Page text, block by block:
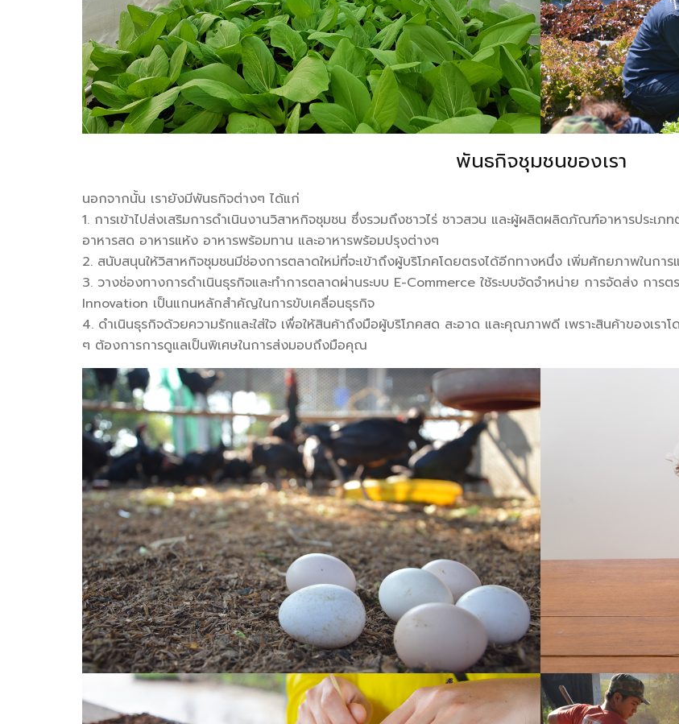
พันธกิจชุมชนของเรา
นอกจากนั้น เรายังมีพันธกิจต่างๆ ได้แก่
1. การเข้าไปส่งเสริมการดำเนินงานวิสาหกิจชุมชน ซึ่งรวมถึงชาวไร่ ชาวสวน และผู้ผลิตผลิดภัณฑ์อาหารประเ
อาหารสด อาหารแห้ง อาหารพร้อมทาน และอาหารพร้อมปรุงต่างๆ
2. สนับสนุนให้วิสาหกิจชุมชนมีช่องการตลาดใหม่ที่จะเข้าถึงผู้บริโภคโดยตรงได้อีกทางหนึ่ง เพิ่มศักยภาพในกา
3. วางช่องทางการดำเนินธุรกิจและทำการตลาดผ่านระบบ E-Commerce ใช้ระบบจัดจำหน่าย การจัดส่ง กา
Innovation เป็นแกนหลักสำคัญในการขับเคลื่อนธุรกิจ
4. ดำเนินธุรกิจด้วยความรักและใส่ใจ เพื่อให้สินค้าถึงมือผู้บริโภคสด สะอาด และคุณภาพดี เพราะสินค้าของเร
ๆ ต้องการการดูแลเป็นพิเศษในการส่งมอบถึงมือคุณ